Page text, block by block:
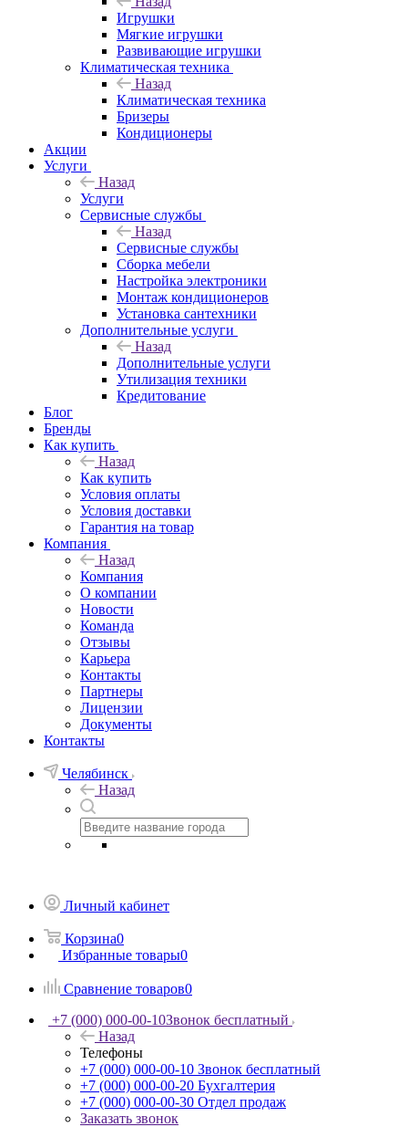
Игрушки
Мягкие игрушки
Развивающие игрушки
Климатическая техника
Назад
Климатическая техника
Бризеры
Кондиционеры
Акции
Услуги
Назад
Услуги
Сервисные службы
Назад
Сервисные службы
Сборка мебели
Настройка электроники
Монтаж кондиционеров
Установка сантехники
Дополнительные услуги
Назад
Дополнительные услуги
Утилизация техники
Кредитование
Блог
Бренды
Как купить
Назад
Как купить
Условия оплаты
Условия доставки
Гарантия на товар
Компания
Назад
Компания
О компании
Новости
Команда
Отзывы
Карьера
Контакты
Партнеры
Лицензии
Документы
Контакты
Челябинск
Назад
Личный кабинет
Корзина0
Избранные товары0
Сравнение товаров0
+7 (000) 000-00-10Звонок бесплатный
Назад
Телефоны
+7 (000) 000-00-10 Звонок бесплатный
+7 (000) 000-00-20 Бухгалтерия
+7 (000) 000-00-30 Отдел продаж
Заказать звонок